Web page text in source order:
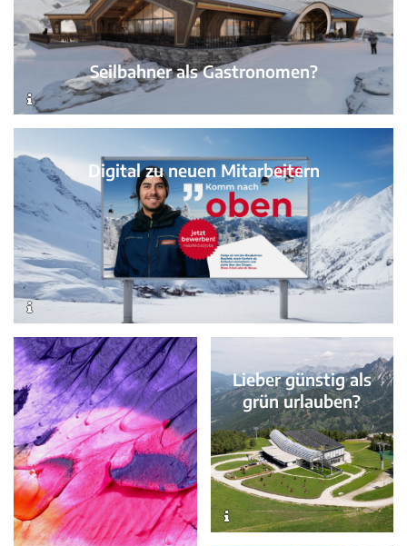
Seilbahner als Gastronomen?
Digital zu neuen Mitarbeitern
Lieber günstig als
grün urlauben?